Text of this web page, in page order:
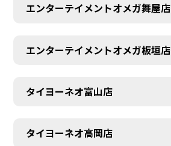
エンターテイメントオメガ舞屋店
エンターテイメントオメガ板垣店
タイヨーネオ富山店
タイヨーネオ高岡店